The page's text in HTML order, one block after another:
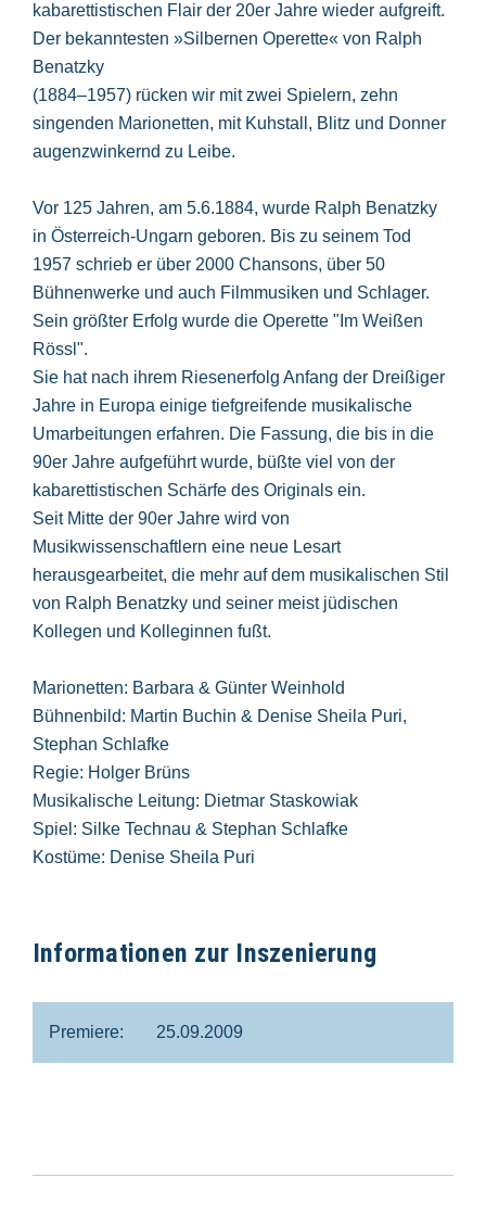
kabarettistischen Flair der 20er Jahre wieder aufgreift.
Der bekanntesten »Silbernen Operette« von Ralph
Benatzky
(1884–1957) rücken wir mit zwei Spielern, zehn
singenden Marionetten, mit Kuhstall, Blitz und Donner
augenzwinkernd zu Leibe.
Vor 125 Jahren, am 5.6.1884, wurde Ralph Benatzky
in Österreich-Ungarn geboren. Bis zu seinem Tod
1957 schrieb er über 2000 Chansons, über 50
Bühnenwerke und auch Filmmusiken und Schlager.
Sein größter Erfolg wurde die Operette "Im Weißen
Rössl".
Sie hat nach ihrem Riesenerfolg Anfang der Dreißiger
Jahre in Europa einige tiefgreifende musikalische
Umarbeitungen erfahren. Die Fassung, die bis in die
90er Jahre aufgeführt wurde, büßte viel von der
kabarettistischen Schärfe des Originals ein.
Seit Mitte der 90er Jahre wird von
Musikwissenschaftlern eine neue Lesart
herausgearbeitet, die mehr auf dem musikalischen Stil
von Ralph Benatzky und seiner meist jüdischen
Kollegen und Kolleginnen fußt.
Marionetten: Barbara & Günter Weinhold
Bühnenbild: Martin Buchin & Denise Sheila Puri,
Stephan Schlafke
Regie: Holger Brüns
Musikalische Leitung: Dietmar Staskowiak
Spiel: Silke Technau & Stephan Schlafke
Kostüme: Denise Sheila Puri
Informationen zur Inszenierung
Premiere: 25.09.2009